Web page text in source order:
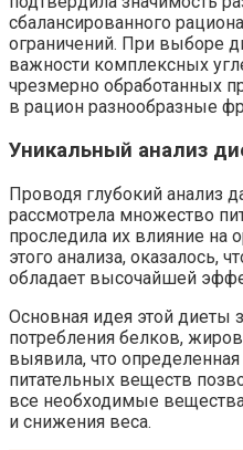
сбалансированного
ограничений. При выборе
важности комплексных
чрезмерно обработанных
в рацион разнообразные
Уникальный анализ
Проводя глубокий анализ
рассмотрела множество
проследила их влияние на
этого анализа, оказалось,
обладает высочайшей
Основная идея этой диеты
потребления белков,
выявила, что
питательных веществ
все необходимые
и снижения веса.